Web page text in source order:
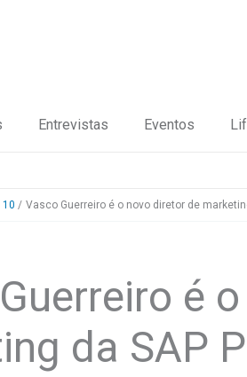
Entrevistas Eventos
10 Vasco Guerreiro é o novo diretor de
é
da SAP